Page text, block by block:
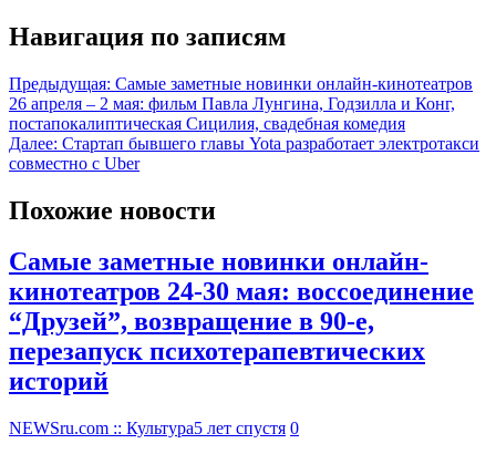
Навигация по записям
Предыдущая: Самые заметные новинки онлайн-кинотеатров
26 апреля – 2 мая: фильм Павла Лунгина, Годзилла и Конг,
постапокалиптическая Сицилия, свадебная комедия
Далее: Стартап бывшего главы Yota разработает электротакси
совместно с Uber
Похожие новости
Самые заметные новинки онлайн-
кинотеатров 24-30 мая: воссоединение
“Друзей”, возвращение в 90-е,
перезапуск психотерапевтических
историй
NEWSru.com :: Культура5 лет спустя 0